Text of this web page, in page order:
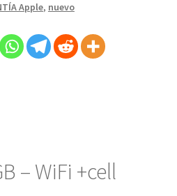
Apple, nuevo
– WiFi +cell